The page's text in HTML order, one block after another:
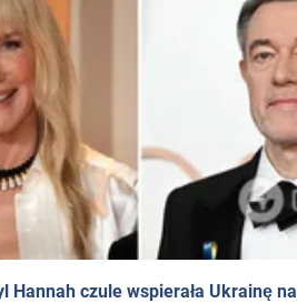
Hannah czule wspierała Ukrainę